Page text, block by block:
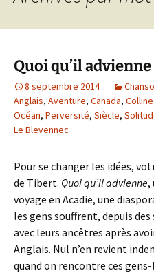
Quoi qu’il
8 septembre 2014
Anglais, Aventure, Canada, Colline
Océan, Perversité, Siècle,
Le Blevennec
Pour se changer les idées,
de Tibert. Quoi qu’il advienne,
voyage en Acadie, une
les gens souffrent, depuis
avec leurs ancêtres après
Anglais. Nul n’en revient
quand on rencontre ces gens-